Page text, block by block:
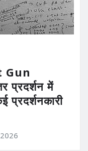
Gun
में
प्रदर्शनकारी